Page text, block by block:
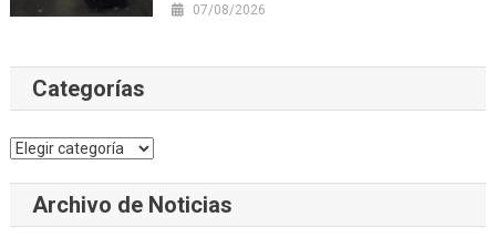
07/08/2026
Categorías
Categorías
Archivo de Noticias